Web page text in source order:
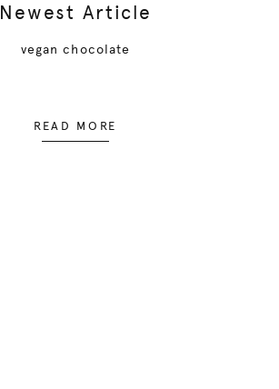
Newest Article
vegan chocolate
READ MORE